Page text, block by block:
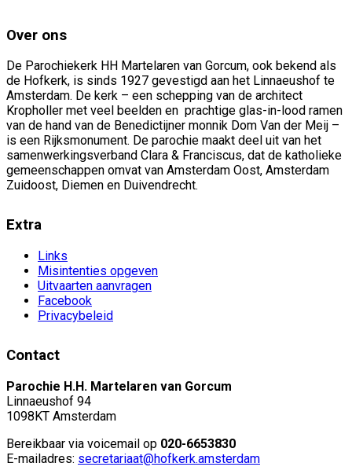
Over ons
De Parochiekerk HH Martelaren van Gorcum, ook bekend als
de Hofkerk, is sinds 1927 gevestigd aan het Linnaeushof te
Amsterdam. De kerk – een schepping van de architect
Kropholler met veel beelden en prachtige glas-in-lood ramen
van de hand van de Benedictijner monnik Dom Van der Meij –
is een Rijksmonument. De parochie maakt deel uit van het
samenwerkingsverband Clara & Franciscus, dat de katholieke
gemeenschappen omvat van Amsterdam Oost, Amsterdam
Zuidoost, Diemen en Duivendrecht.
Extra
Links
Misintenties opgeven
Uitvaarten aanvragen
Facebook
Privacybeleid
Contact
Parochie H.H. Martelaren van Gorcum
Linnaeushof 94
1098KT Amsterdam
Bereikbaar via voicemail op 020-6653830
E-mailadres: secretariaat@hofkerk.amsterdam